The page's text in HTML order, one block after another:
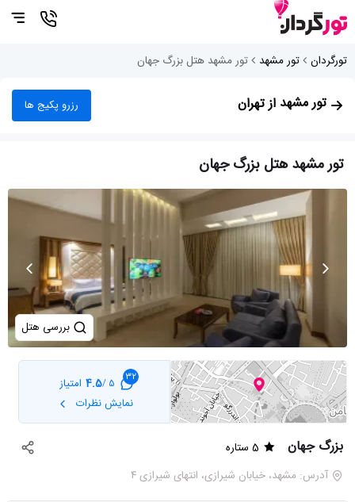
تورگردان تور مشهد تور مشهد هتل بزرگ جهان
تور مشهد از تهران رزرو پکیج ها
تور مشهد هتل بزرگ جهان
بررسی هتل
32
5 /
4.5 امتیاز
نمایش نظرات
بزرگ جهان
5 ستاره
آدرس: مشهد، خیابان شیرازی، انتهای شیرازی ۴